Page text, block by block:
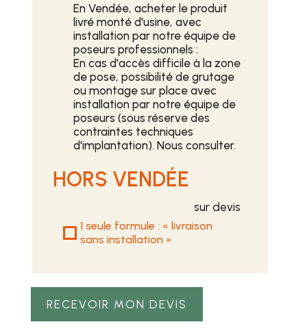
En Vendée, acheter le produit
livré monté d'usine, avec
installation par notre équipe de
poseurs professionnels :
En cas d'accès difficile à la zone
de pose, possibilité de grutage
ou montage sur place avec
installation par notre équipe de
poseurs (sous réserve des
contraintes techniques
d'implantation). Nous consulter.
HORS VENDÉE
sur devis
1 seule formule : « livraison
sans installation »
RECEVOIR MON DEVIS